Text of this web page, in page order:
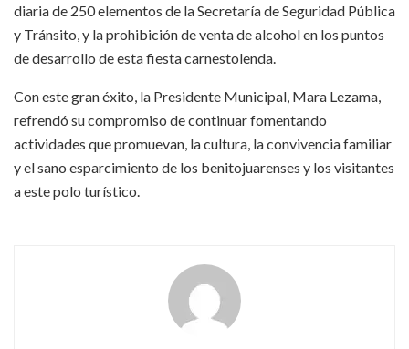
diaria de 250 elementos de la Secretaría de Seguridad Pública
y Tránsito, y la prohibición de venta de alcohol en los puntos
de desarrollo de esta fiesta carnestolenda.
Con este gran éxito, la Presidente Municipal, Mara Lezama,
refrendó su compromiso de continuar fomentando
actividades que promuevan, la cultura, la convivencia familiar
y el sano esparcimiento de los benitojuarenses y los visitantes
a este polo turístico.